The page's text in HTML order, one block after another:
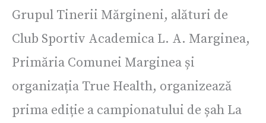
Grupul Tinerii Mărgineni, alături de
Club Sportiv Academica L. A. Marginea,
Primăria Comunei Marginea și
organizația True Health, organizează
prima ediție a campionatului de șah La